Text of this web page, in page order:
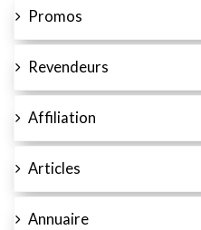
Promos
Revendeurs
Affiliation
Articles
Annuaire